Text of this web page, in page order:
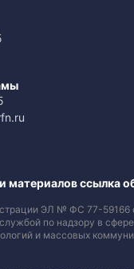
материалов ссылка
ЭЛ № ФС 77-59166
по надзору в
и массовых